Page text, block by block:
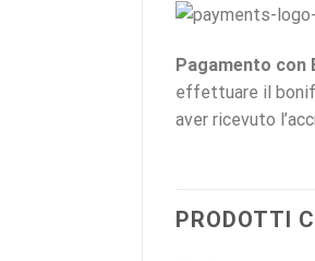
Pagamento con
effettuare il
aver ricevuto
PRODOTTI